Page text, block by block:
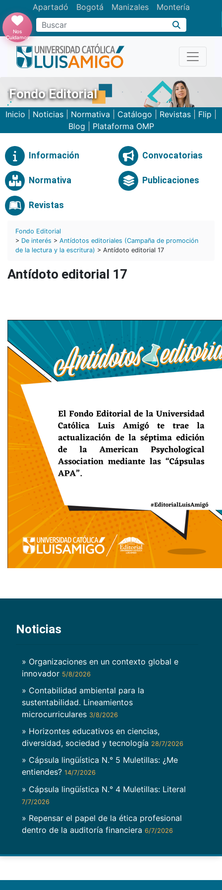
Apartadó Bogotá Manizales Montería
Buscar
Nos
Cuidamos
Fondo Editorial
Inicio Noticias Normativa Catálogo Revistas Flip
Blog
Plataforma OMP
Información Convocatorias
Normativa Publicaciones
Revistas
Fondo Editorial
> De interés > Antídotos editoriales (Campaña de promoción
de la lectura y la escritura) > Antídoto editorial 17
Antídoto editorial 17
Noticias
» Organizaciones en un contexto global e
innovador 5/8/2026
» Contabilidad ambiental para la
sustentabilidad. Lineamientos
microcurriculares 3/8/2026
» Horizontes educativos en ciencias,
diversidad, sociedad y tecnología 28/7/2026
» Cápsula lingüística N.° 5 Muletillas: ¿Me
entiendes? 14/7/2026
» Cápsula lingüística N.° 4 Muletillas: Literal
7/7/2026
» Repensar el papel de la ética profesional
dentro de la auditoría financiera 6/7/2026